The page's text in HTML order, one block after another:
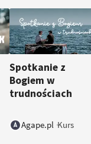
Spotkanie z
Bogiem w
trudnościach
Agape.pl Kurs